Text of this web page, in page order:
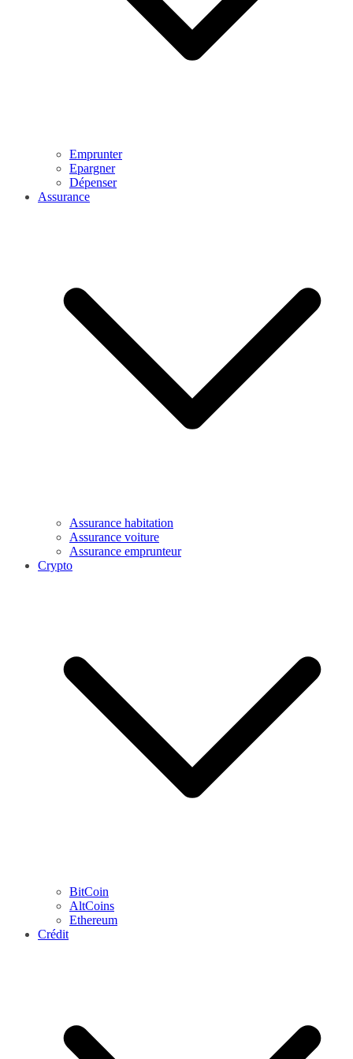
Emprunter
Epargner
Dépenser
Assurance
Assurance habitation
Assurance voiture
Assurance emprunteur
Crypto
BitCoin
AltCoins
Ethereum
Crédit